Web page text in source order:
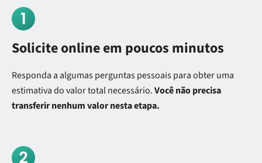
Solicite online em poucos minutos
Responda a algumas perguntas pessoais para obter uma
estimativa do valor total necessário.Você não precisa
transferir nenhum valor nesta etapa.